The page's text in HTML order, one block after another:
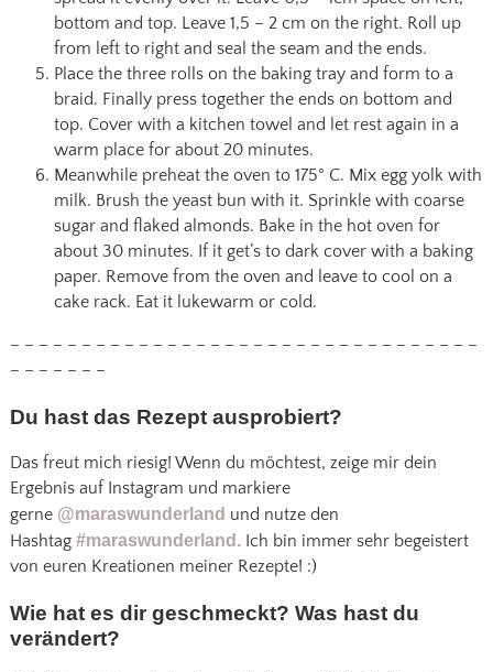
bottom and top. Leave 1,5 – 2 cm on the right. Roll up
from left to right and seal the seam and the ends.
Place the three rolls on the baking tray and form to a
braid. Finally press together the ends on bottom and
top. Cover with a kitchen towel and let rest again in a
warm place for about 20 minutes.
Meanwhile preheat the oven to 175° C. Mix egg yolk with
milk. Brush the yeast bun with it. Sprinkle with coarse
sugar and flaked almonds. Bake in the hot oven for
about 30 minutes. If it get’s to dark cover with a baking
paper. Remove from the oven and leave to cool on a
cake rack. Eat it lukewarm or cold.
– – – – – – – – – – – – – – – – – – – – – – – – – – – – – – – – –
– – – – – – –
Du hast das Rezept ausprobiert?
Das freut mich riesig! Wenn du möchtest, zeige mir dein
Ergebnis auf Instagram und markiere
gerne @maraswunderland und nutze den
Hashtag #maraswunderland.Ich bin immer sehr begeistert
von euren Kreationen meiner Rezepte! :)
Wie hat es dir geschmeckt? Was hast du
verändert?